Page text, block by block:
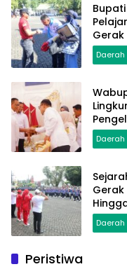
Daerah
Daerah
Gerak
Daerah
Peristiwa